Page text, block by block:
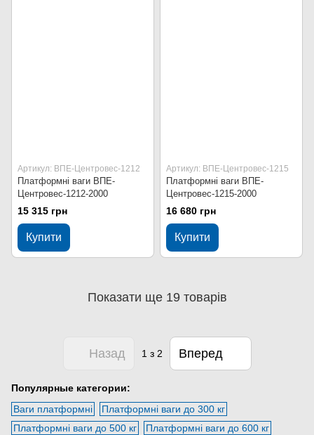
Артикул: ВПЕ-Центровес-1212
Платформні ваги ВПЕ-
Центровес-1212-2000
15 315 грн
Купити
Артикул: ВПЕ-Центровес-1215
Платформні ваги ВПЕ-
Центровес-1215-2000
16 680 грн
Купити
Показати ще 19 товарів
Назад 1з 2 Вперед
Популярные категории:
Ваги платформні
Платформні ваги до 300 кг
Платформні ваги до 500 кг
Платформні ваги до 600 кг